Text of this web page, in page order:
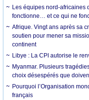
Les équipes nord-africaines
fonctionne… et ce qui ne
Afrique. Vingt ans après sa
soutien pour mener sa
continent
Libye : La CPI autorise le
Myanmar. Plusieurs
choix désespérés que
Pourquoi l’Organisation
français